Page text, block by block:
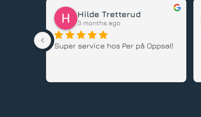
Karl Johansen
3 months ago
Guds tjeneste